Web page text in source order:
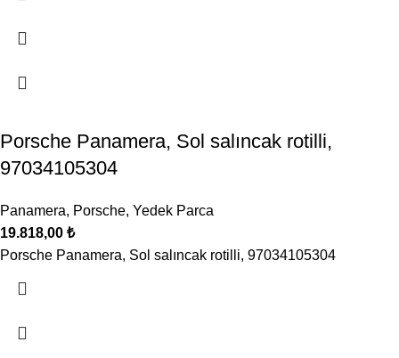
Porsche Panamera, Sol salıncak rotilli,
97034105304
Panamera, Porsche, Yedek Parca
19.818,00 ₺
Porsche Panamera, Sol salıncak rotilli, 97034105304